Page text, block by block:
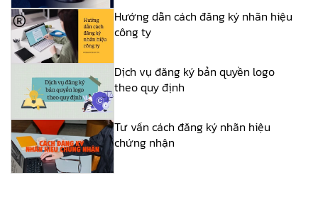
Hướng dẫn cách đăng ký nhãn hiệu
công ty
Dịch vụ đăng ký bản quyền logo
theo quy định
Tư vấn cách đăng ký nhãn hiệu
chứng nhận